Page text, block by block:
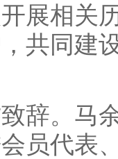
展相关
共同建
。马余
员代表